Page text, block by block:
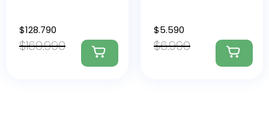
$160.990
$128.790
$6.990
$5.590